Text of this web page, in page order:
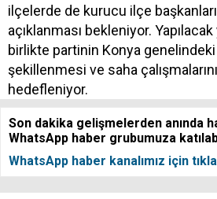
ilçelerde de kurucu ilçe
açıklanması bekleniyor.
birlikte partinin Konya genelindeki
şekillenmesi ve saha
hedefleniyor.
Son dakika gelişmelerden anında
WhatsApp haber grubumuza
WhatsApp haber kanalımız için